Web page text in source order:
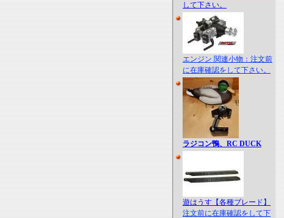
して下さい。
エンジン 関連小物：注文前
に在庫確認をして下さい。
ラジコン鴨、RC DUCK
遊はうす【各種ブレード】
注文前に在庫確認をして下